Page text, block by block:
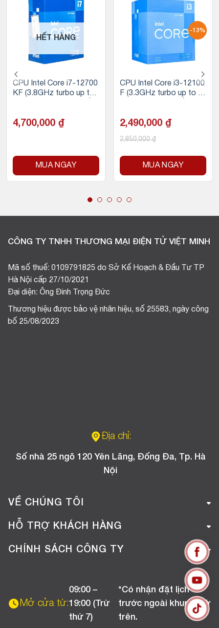
HẾT HÀNG
CPU Intel Core i7-12700
KF (3.8GHz turbo up to
Socket Intel LGA 1700/A
4,700,000 ₫
MUA NGAY
-13%
CPU Intel Core i3-12100
F (3.3GHz turbo up to 4.
2,490,000 ₫
2,850,000₫
MUA NGAY
CÔNG TY TNHH THƯƠNG MẠI ĐIỆN TỬ VIỆT MINH
Mã số thuế: 0109791825 do Sở Kế Hoạch & Đầu Tư TP
Hà Nội cấp 27/10/2021
Đại diện: Ông Đinh Trọng Đức
Thương hiệu được bảo vệ nhãn hiệu, số 25583, ngày công
bố 25/08/2023
Địa chỉ:
Số nhà 25 ngõ 120 Yên Lãng, Đống Đa, Tp. Hà
Nội
VỀ CHÚNG TÔI
Giới thiệu công ty
Tuyển dụng
HỖ TRỢ KHÁCH HÀNG
Hướng dẫn mua hàng online
Chương trình khuyến mãi
CHÍNH SÁCH CÔNG TY
Chính sách bảo hành
Mở cửa từ:
09:00 –
19:00 (Trừ
thứ 7)
*Có nhận đặt lịch
trước ngoài khung giờ
trên.